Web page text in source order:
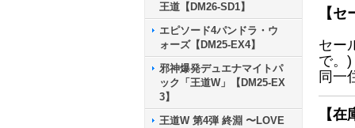
王道【DM26-SD1】
エピソード4パンドラ・ウ
ォーズ【DM25-EX4】
邪神爆発デュエナマイトパ
ック「王道W」【DM25-EX
3】
王道W 第4弾 終淵 〜LOVE
【
セー
で。)
同一
【